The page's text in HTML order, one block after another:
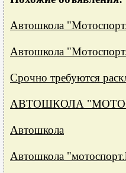
Автошкола
Автошкола
Срочно требуются
АВТОШКОЛА
Автошкола
Автошкола